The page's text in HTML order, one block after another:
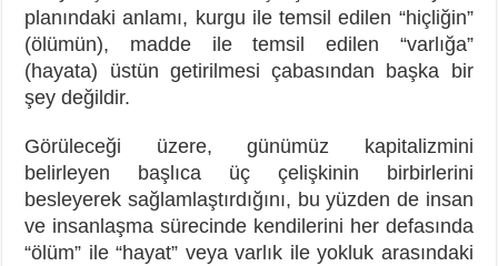
planındaki anlamı, kurgu ile temsil edilen “hiçliğin”
(ölümün), madde ile temsil edilen “varlığa”
(hayata) üstün getirilmesi çabasından başka bir
şey değildir.
Görüleceği üzere, günümüz kapitalizmini
belirleyen başlıca üç çelişkinin birbirlerini
besleyerek sağlamlaştırdığını, bu yüzden de insan
ve insanlaşma sürecinde kendilerini her defasında
“ölüm” ile “hayat” veya varlık ile yokluk arasındaki